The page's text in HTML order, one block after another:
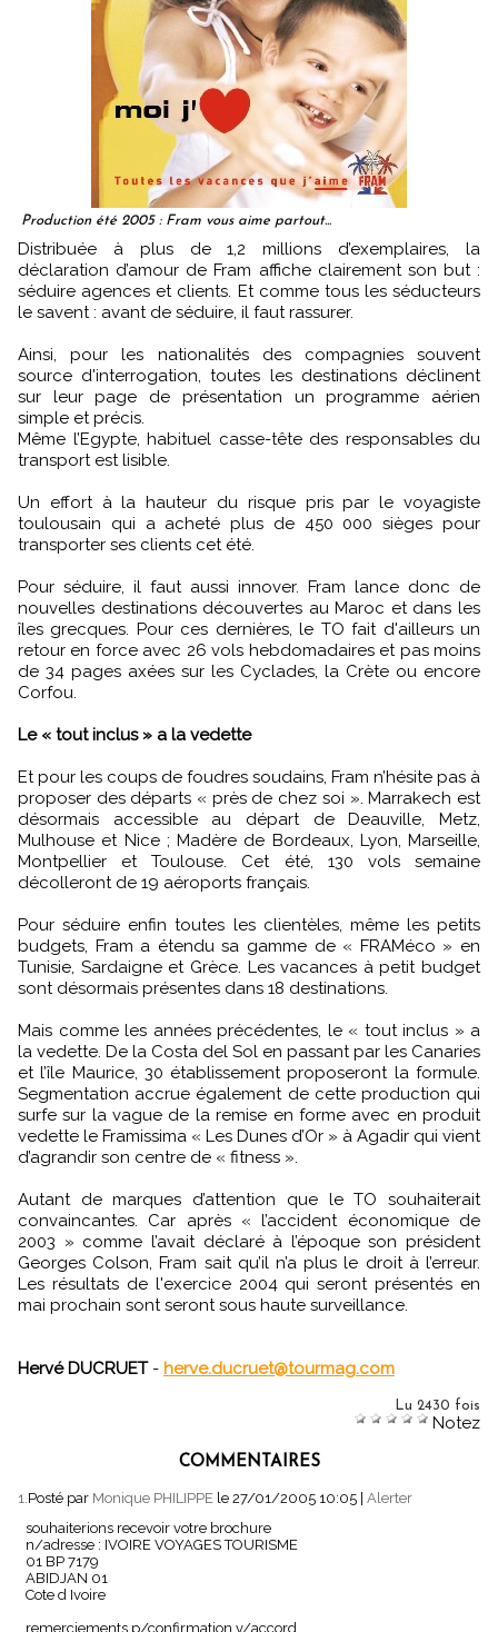
Production été 2005 : Fram vous aime partout...
Distribuée à plus de 1,2 millions d’exemplaires, la
déclaration d’amour de Fram affiche clairement son but :
séduire agences et clients. Et comme tous les séducteurs
le savent : avant de séduire, il faut rassurer.
Ainsi, pour les nationalités des compagnies souvent
source d'interrogation, toutes les destinations déclinent
sur leur page de présentation un programme aérien
simple et précis.
Même l’Egypte, habituel casse-tête des responsables du
transport est lisible.
Un effort à la hauteur du risque pris par le voyagiste
toulousain qui a acheté plus de 450 000 sièges pour
transporter ses clients cet été.
Pour séduire, il faut aussi innover. Fram lance donc de
nouvelles destinations découvertes au Maroc et dans les
îles grecques. Pour ces dernières, le TO fait d'ailleurs un
retour en force avec 26 vols hebdomadaires et pas moins
de 34 pages axées sur les Cyclades, la Crète ou encore
Corfou.
Le « tout inclus » a la vedette
Et pour les coups de foudres soudains, Fram n’hésite pas à
proposer des départs « près de chez soi ». Marrakech est
désormais accessible au départ de Deauville, Metz,
Mulhouse et Nice ; Madère de Bordeaux, Lyon, Marseille,
Montpellier et Toulouse. Cet été, 130 vols semaine
décolleront de 19 aéroports français.
Pour séduire enfin toutes les clientèles, même les petits
budgets, Fram a étendu sa gamme de « FRAMéco » en
Tunisie, Sardaigne et Grèce. Les vacances à petit budget
sont désormais présentes dans 18 destinations.
Mais comme les années précédentes, le « tout inclus » a
la vedette. De la Costa del Sol en passant par les Canaries
et l’île Maurice, 30 établissement proposeront la formule.
Segmentation accrue également de cette production qui
surfe sur la vague de la remise en forme avec en produit
vedette le Framissima « Les Dunes d’Or » à Agadir qui vient
d’agrandir son centre de « fitness ».
Autant de marques d’attention que le TO souhaiterait
convaincantes. Car après « l’accident économique de
2003 » comme l’avait déclaré à l’époque son président
Georges Colson, Fram sait qu’il n’a plus le droit à l’erreur.
Les résultats de l'exercice 2004 qui seront présentés en
mai prochain sont seront sous haute surveillance.
Hervé DUCRUET - herve.ducruet@tourmag.com
Lu 2430 fois
Notez
COMMENTAIRES
1.Posté par Monique PHILIPPE le 27/01/2005 10:05 Alerter
souhaiterions recevoir votre brochure
n/adresse : IVOIRE VOYAGES TOURISME
01 BP 7179
ABIDJAN 01
Cote d Ivoire
remerciements p/confirmation v/accord